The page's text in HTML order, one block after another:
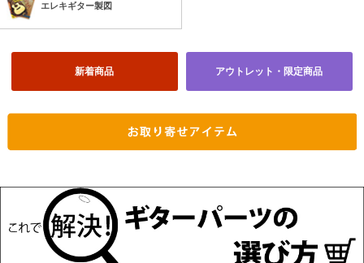
エレキギター製図
新着商品 アウトレット・限定商品